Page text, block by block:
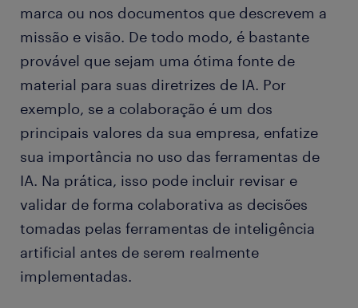
marca ou nos documentos que descrevem a
missão e visão. De todo modo, é bastante
provável que sejam uma ótima fonte de
material para suas diretrizes de IA. Por
exemplo, se a colaboração é um dos
principais valores da sua empresa, enfatize
sua importância no uso das ferramentas de
IA. Na prática, isso pode incluir revisar e
validar de forma colaborativa as decisões
tomadas pelas ferramentas de inteligência
artificial antes de serem realmente
implementadas.